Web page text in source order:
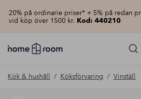
20% på ordinarie priser* + 5% på redan
vid köp över 1500 kr. Kod: 440210
Homeroom
–
hemmet
Kök & hushåll Köksförvaring Vinställ